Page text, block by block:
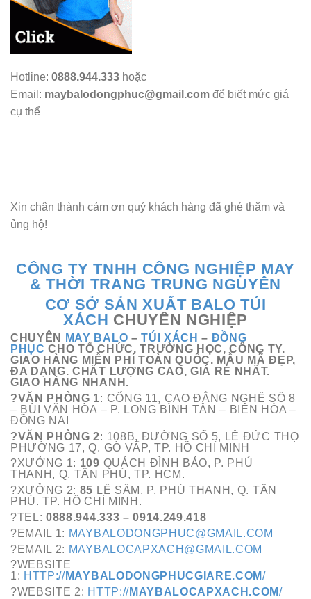
Hotline: 0888.944.333 hoặc
Email: maybalodongphuc@gmail.com để biết mức giá
cụ thể
Xin chân thành cảm ơn quý khách hàng đã ghé thăm và
ủng hộ!
CÔNG TY TNHH CÔNG NGHIỆP MAY
& THỜI TRANG TRUNG NGUYÊN
CƠ SỞ SẢN XUẤT BALO TÚI
XÁCH CHUYÊN NGHIỆP
CHUYÊN MAY BALO –TÚI XÁCH – ĐỒNG
PHỤC CHO TỔ CHỨC, TRƯỜNG HỌC, CÔNG TY.
GIAO HÀNG MIỄN PHÍ TOÀN QUỐC. MẪU MÃ ĐẸP,
ĐA DẠNG. CHẤT LƯỢNG CAO, GIÁ RẺ NHẤT.
GIAO HÀNG NHANH.
?VĂN PHÒNG 1: CỔNG 11, CAO ĐẲNG NGHỀ SỐ 8
– BÙI VĂN HÒA – P. LONG BÌNH TÂN – BIÊN HÒA –
ĐỒNG NAI
?VĂN PHÒNG 2: 108B, ĐƯỜNG SỐ 5, LÊ ĐỨC THỌ
PHƯỜNG 17, Q. GÒ VẤP, TP. HỒ CHÍ MINH
?XƯỞNG 1: 109 QUÁCH ĐÌNH BẢO, P. PHÚ
THẠNH, Q. TÂN PHÚ, TP. HCM.
?XƯỞNG 2: 85 LÊ SÂM, P. PHÚ THẠNH, Q. TÂN
PHÚ. TP. HỒ CHÍ MINH.
?TEL:0888.944.333 – 0914.249.418
?EMAIL 1: MAYBALODONGPHUC@GMAIL.COM
?EMAIL 2: MAYBALOCAPXACH@GMAIL.COM
?WEBSITE
1: HTTP://MAYBALODONGPHUCGIARE.COM/
?WEBSITE 2: HTTP://MAYBALOCAPXACH.COM/